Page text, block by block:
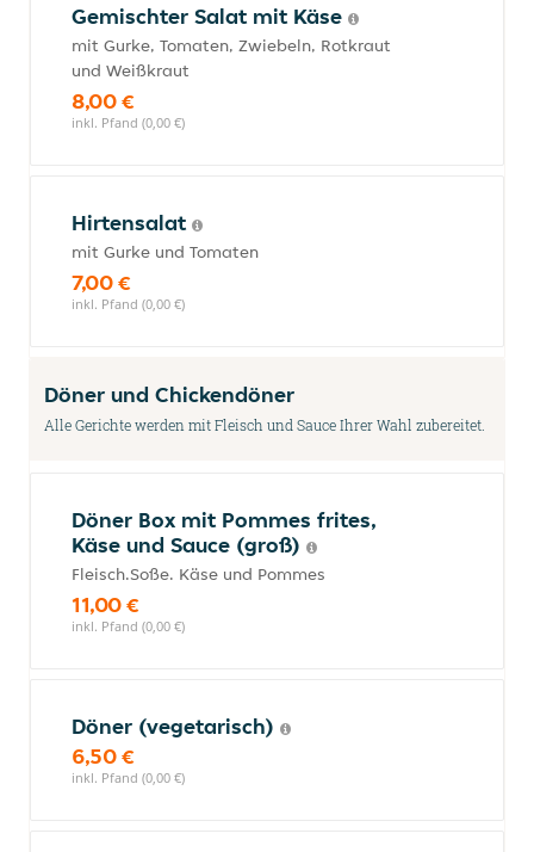
Gemischter Salat mit Käse
mit Gurke, Tomaten, Zwiebeln, Rotkraut
und Weißkraut
8,00 €
inkl. Pfand (0,00 €)
Hirtensalat
mit Gurke und Tomaten
7,00 €
inkl. Pfand (0,00 €)
Döner und Chickendöner
Alle Gerichte werden mit Fleisch und Sauce Ihrer Wahl zubereitet.
Döner Box mit Pommes frites,
Käse und Sauce (groß)
Fleisch.Soße. Käse und Pommes
11,00 €
inkl. Pfand (0,00 €)
Döner (vegetarisch)
6,50 €
inkl. Pfand (0,00 €)